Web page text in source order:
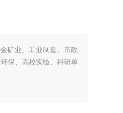
矿业、工业制造、市政
保、高校实验、科研单